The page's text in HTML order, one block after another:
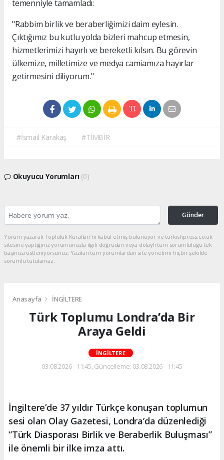
temenniyle tamamladı:
"Rabbim birlik ve beraberliğimizi daim eylesin.
Çıktığımız bu kutlu yolda bizleri mahcup etmesin,
hizmetlerimizi hayırlı ve bereketli kılsın. Bu görevin
ülkemize, milletimize ve medya camiamıza hayırlar
getirmesini diliyorum."
#İsmail Karakaş #TİMBİR
Okuyucu Yorumları (0)
Gönder
Yorum yazarak Topluluk Kuralları’nı kabul etmiş bulunuyor ve turkishpress.co.uk
sitesine yaptığınız yorumunuzla ilgili doğrudan veya dolaylı tüm sorumluluğu tek
başınıza üstleniyorsunuz. Yazılan tüm yorumlardan site yönetimi hiçbir şekilde
sorumlu tutulamaz.
Anasayfa İNGİLTERE
Türk Toplumu Londra’da Bir
Araya Geldi
İNGİLTERE
03.08.2026 - 11:45, Güncelleme: 03.08.2026 - 11:45
İngiltere’de 37 yıldır Türkçe konuşan toplumun
sesi olan Olay Gazetesi, Londra’da düzenlediği
“Türk Diasporası Birlik ve Beraberlik Buluşması”
ile önemli bir ilke imza attı.